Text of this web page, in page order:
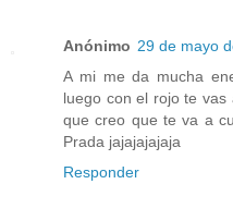
Anónimo 29 de mayo
A mi me da mucha
luego con el rojo te
que creo que te va a
Prada jajajajajaja
Responder